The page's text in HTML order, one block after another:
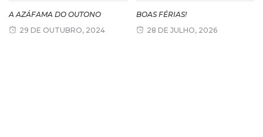
A AZÁFAMA DO OUTONO
29 DE OUTUBRO, 2024
BOAS FÉRIAS!
28 DE JULHO, 2026